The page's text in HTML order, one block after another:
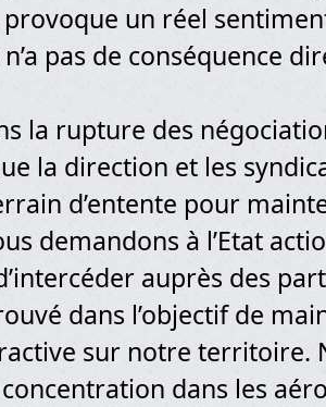
un réel
pas de conséquence
la rupture des
la direction et les
d’entente pour
demandons à l’Etat
auprès des
dans l’objectif de
sur notre territoire.
dans les